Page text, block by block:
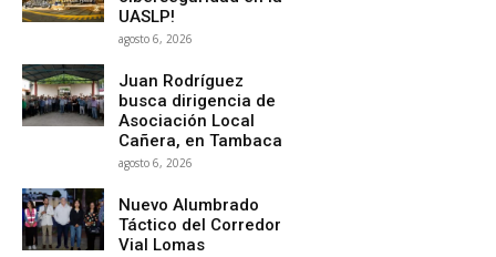
UASLP!
agosto 6, 2026
Juan Rodríguez
busca dirigencia de
Asociación Local
Cañera, en Tambaca
agosto 6, 2026
Nuevo Alumbrado
Táctico del Corredor
Vial Lomas